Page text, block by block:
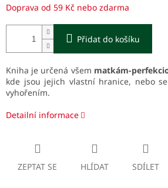
Doprava od 59 Kč nebo zdarma
Přidat do košíku
Kniha je určená všem matkám-
kde jsou jejich vlastní hranice, nebo
vyhořením.
Detailní informace
ZEPTAT SE HLÍDAT SDÍLET